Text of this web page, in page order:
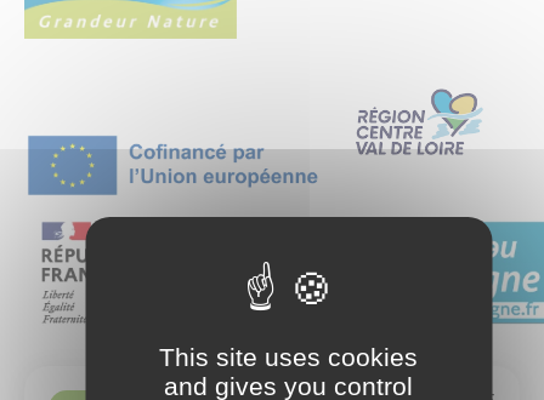
This site uses cookies
and gives you control